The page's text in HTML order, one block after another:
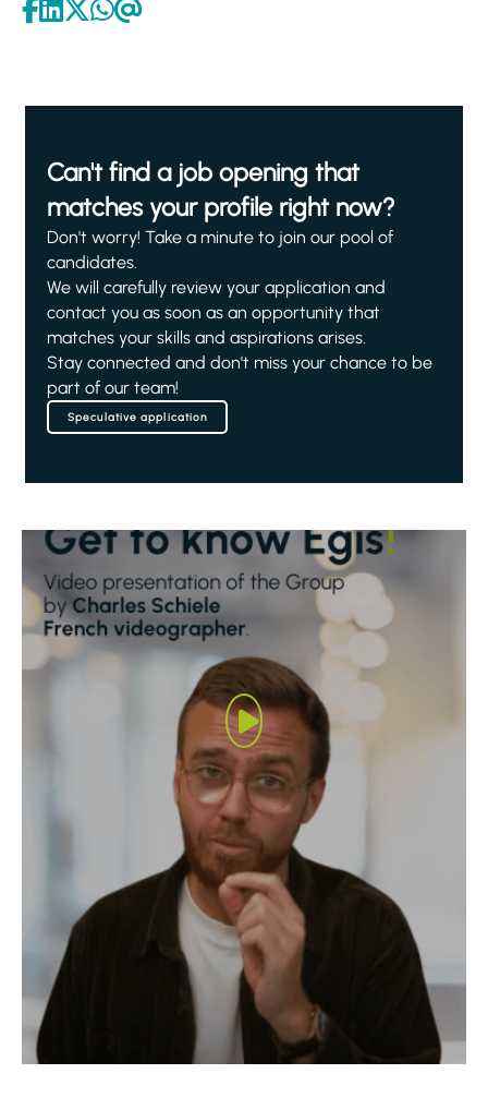
Can't find a job opening that
matches your profile right now?
Don't worry! Take a minute to join our pool of
candidates.
We will carefully review your application and
contact you as soon as an opportunity that
matches your skills and aspirations arises.
Stay connected and don't miss your chance to be
part of our team!
Speculative application